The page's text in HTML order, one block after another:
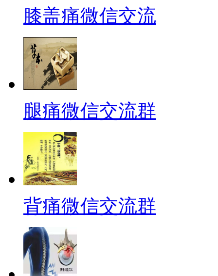
膝盖痛微信交流
腿痛微信交流群
背痛微信交流群